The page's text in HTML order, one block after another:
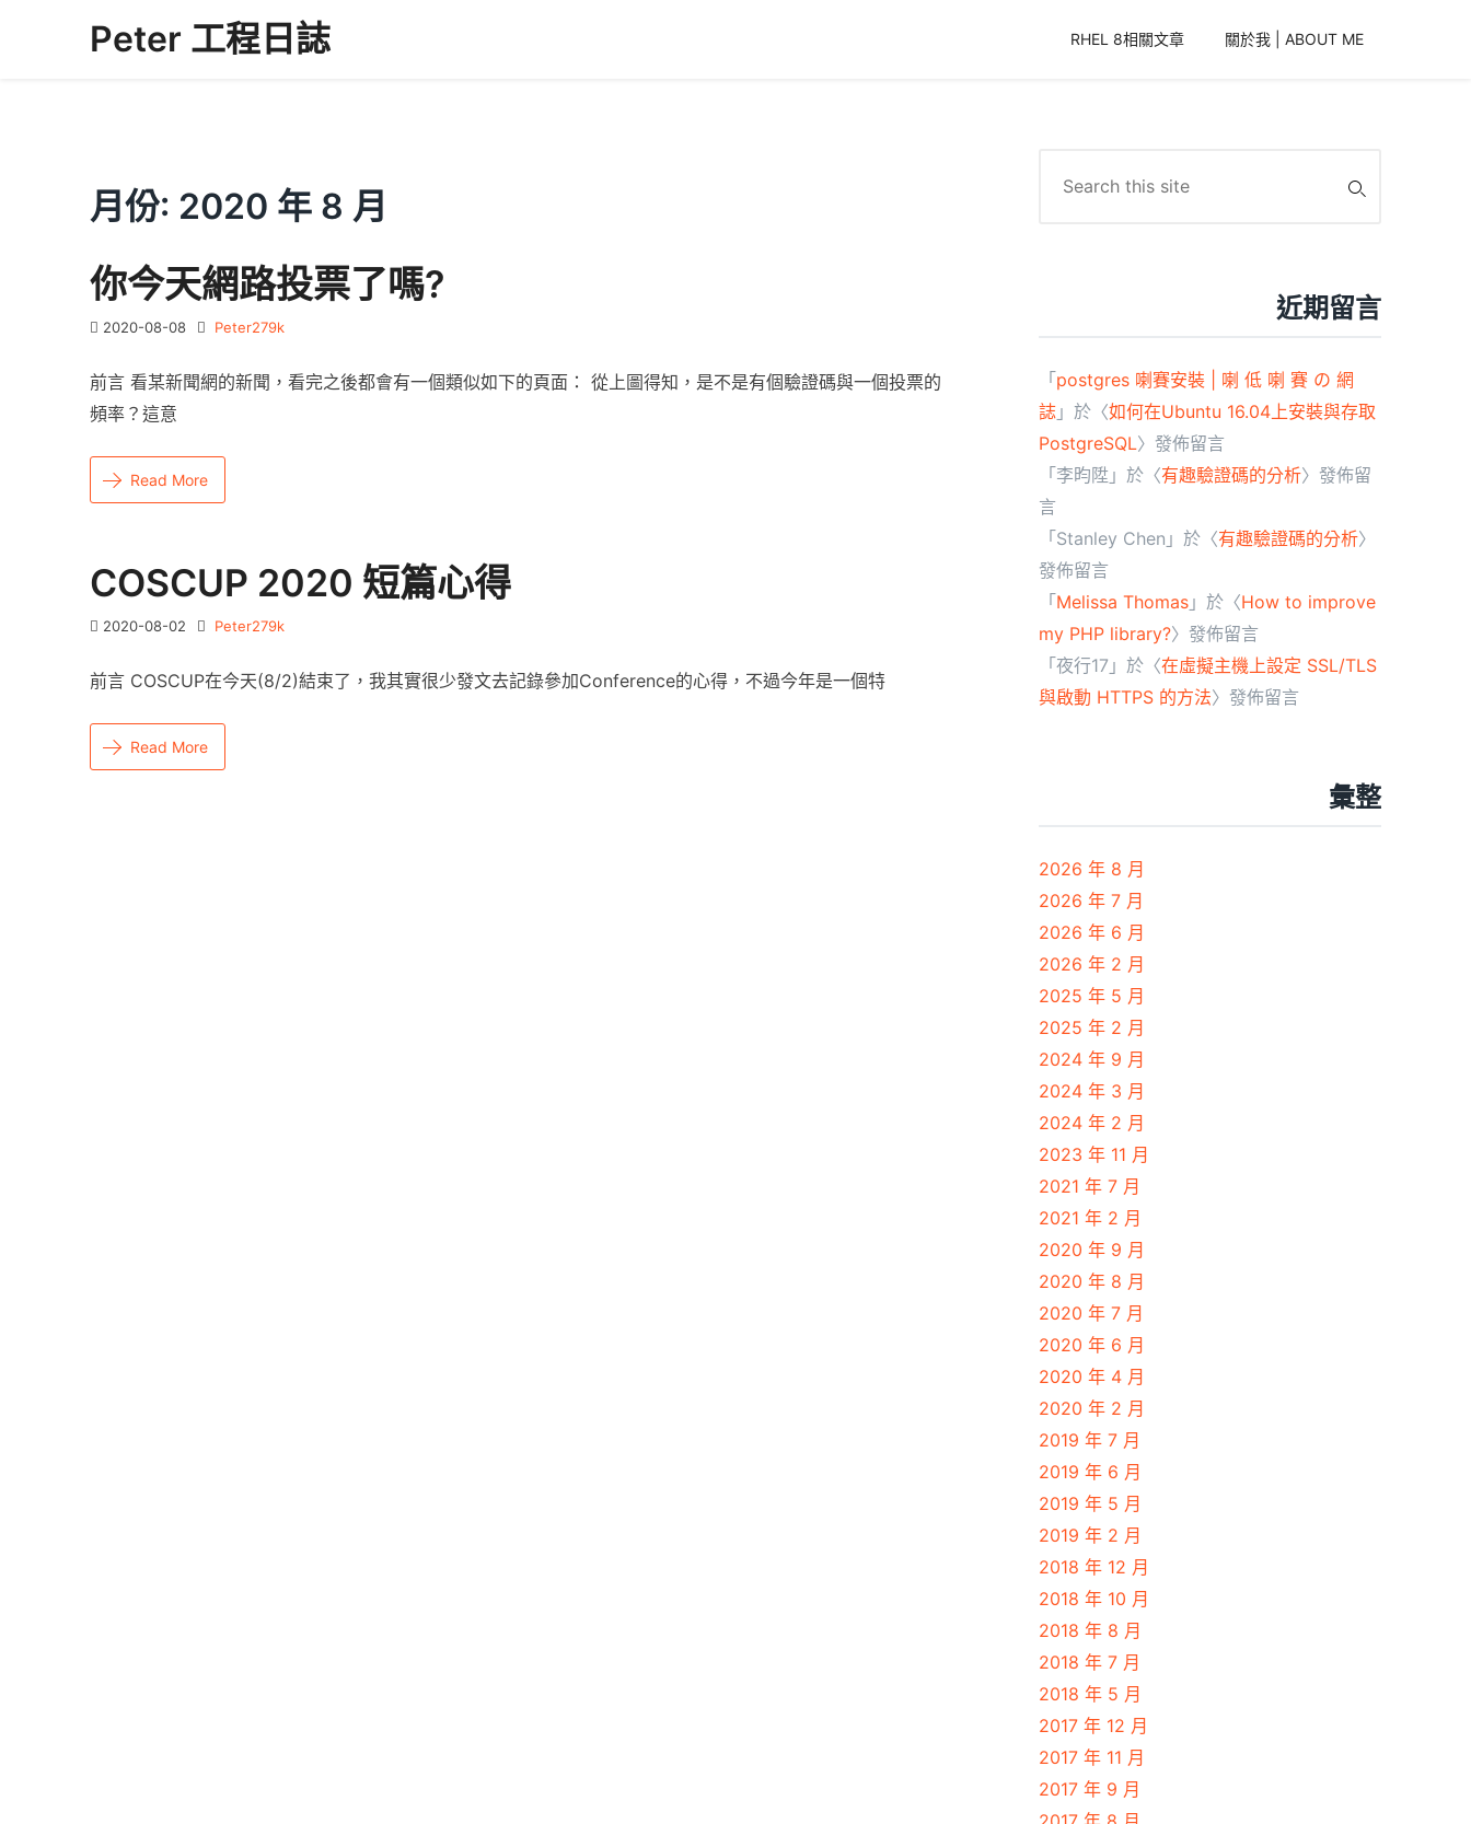
Peter 工程日誌 RHEL 8相關文章 關於我 | ABOUT ME
月份: 2020 年 8 月
你今天網路投票了嗎?
2020-08-08 Peter279k
前言 看某新聞網的新聞，看完之後都會有一個類似如下的頁面： 從上圖得知，是不是有個驗證碼與一個投票的
頻率？這意
Read More
COSCUP 2020 短篇心得
2020-08-02 Peter279k
前言 COSCUP在今天(8/2)結束了，我其實很少發文去記錄參加Conference的心得，不過今年是一個特
Read More
for:
近期留言
「 postgres 喇賽安裝 | 喇 低 喇 賽 の 網
誌 」於〈如何在Ubuntu 16.04上安裝與存取
PostgreSQL〉發佈留言
「 李昀陞 」於〈有趣驗證碼的分析〉發佈留
言
「 Stanley Chen 」於〈有趣驗證碼的分析〉
發佈留言
「 Melissa Thomas 」於〈How to improve
my PHP library?〉發佈留言
「夜行17 」於〈在虛擬主機上設定 SSL/TLS
與啟動 HTTPS 的方法〉發佈留言
彙整
2026 年 8 月
2026 年 7 月
2026 年 6 月
2026 年 2 月
2025 年 5 月
2025 年 2 月
2024 年 9 月
2024 年 3 月
2024 年 2 月
2023 年 11 月
2021 年 7 月
2021 年 2 月
2020 年 9 月
2020 年 8 月
2020 年 7 月
2020 年 6 月
2020 年 4 月
2020 年 2 月
2019 年 7 月
2019 年 6 月
2019 年 5 月
2019 年 2 月
2018 年 12 月
2018 年 10 月
2018 年 8 月
2018 年 7 月
2018 年 5 月
2017 年 12 月
2017 年 11 月
2017 年 9 月